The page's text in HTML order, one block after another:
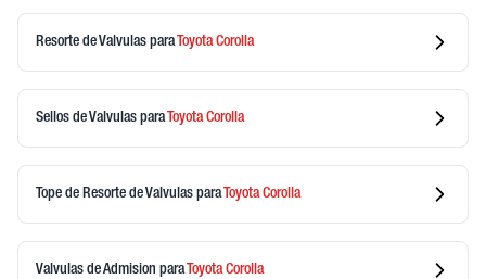
Resorte de Valvulas paraToyotaCorolla
Sellos de Valvulas paraToyotaCorolla
Tope de Resorte de Valvulas paraToyotaCorolla
Valvulas de Admision paraToyotaCorolla